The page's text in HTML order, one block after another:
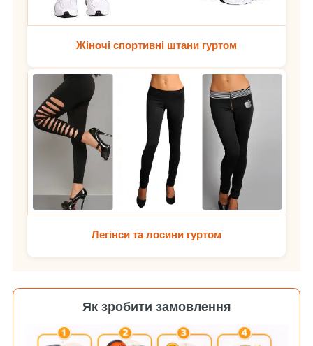
Жіночі спортивні штани гуртом
Легінси та лосини гуртом
Як зробити замовлення